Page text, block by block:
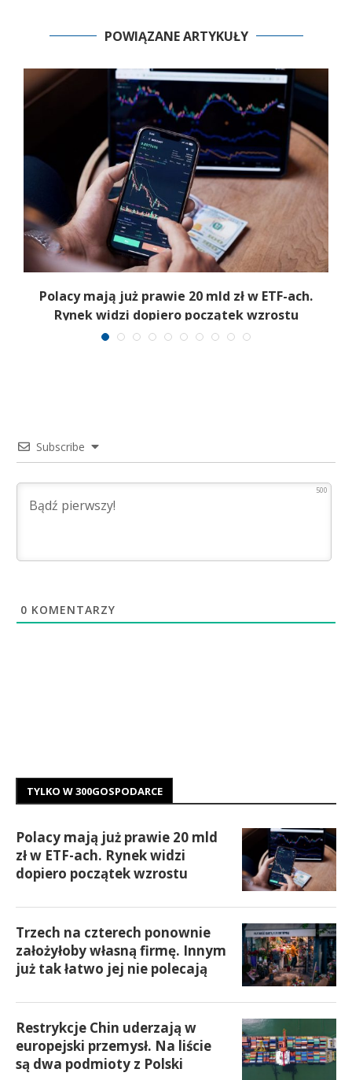
POWIĄZANE ARTYKUŁY
Polacy mają już prawie 20 mld zł w ETF-ach.
Rynek widzi dopiero początek wzrostu
Subscribe
500
0 KOMENTARZY
TYLKO W 300GOSPODARCE
Polacy mają już prawie 20 mld
zł w ETF-ach. Rynek widzi
dopiero początek wzrostu
Trzech na czterech ponownie
założyłoby własną firmę. Innym
już tak łatwo jej nie polecają
Restrykcje Chin uderzają w
europejski przemysł. Na liście
są dwa podmioty z Polski